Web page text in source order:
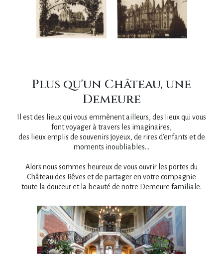
Plus qu'un Château, une
Demeure
Il est des lieux qui vous emmènent ailleurs, des lieux qui vous
font voyager à travers les imaginaires,
des lieux emplis de souvenirs joyeux, de rires d’enfants et de
moments inoubliables…
Alors nous sommes heureux de vous ouvrir les portes du
Château des Rêves et de partager en votre compagnie
toute la douceur et la beauté de notre Demeure familiale.